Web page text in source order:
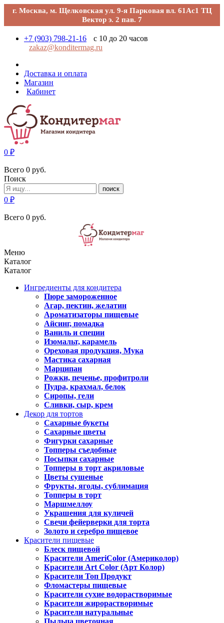
г. Москва, м. Щелковская ул. 9-я Парковая вл. 61Ас1 ТЦ
Вектор э. 2 пав. 7
+7 (903) 798-21-16
с 10 до 20 часов
zakaz@konditermag.ru
Доставка и оплата
Магазин
Кабинет
0 ₽
Всего 0 руб.
Поиск
поиск
0 ₽
Всего 0 руб.
Меню
Каталог
Каталог
Ингредиенты для кондитера
Пюре замороженное
Агар, пектин, желатин
Ароматизаторы пищевые
Айсинг, помадка
Ваниль и специи
Изомальт, карамель
Ореховая продукция, Мука
Мастика сахарная
Марципан
Рожки, печенье, профитроли
Пудра, крахмал, белок
Сиропы, гели
Сливки, сыр, крем
Декор для тортов
Сахарные букеты
Сахарные цветы
Фигурки сахарные
Топперы съедобные
Посыпки сахарные
Топперы в торт акриловые
Цветы сушеные
Фрукты, ягоды, сублимация
Топперы в торт
Маршмеллоу
Украшения для куличей
Свечи фейерверки для торта
Золото и серебро пищевое
Красители пищевые
Блеск пищевой
Красители AmeriColor (Америколор)
Красители Art Color (Арт Колор)
Красители Топ Продукт
Фломастеры пищевые
Красители сухие водорастворимые
Красители жирорастворимые
Красители натуральные
Пыльца цветочная